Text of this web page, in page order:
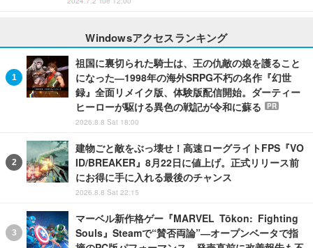
Windowsアクセスランキング
祖国に裏切られた騎士は、王の仇敵の娘を護ること
になった―1998年の海外SRPG不朽の名作『幻世
録』全面リメイク版、体験版配信開始。ダーティー
ヒーローが駆ける異色の戦記が令和に蘇る
PR
2026.8.8 Sat 18:00
建物ごと敵をぶっ壊せ！高速ローグライトFPS『VO
ID/BREAKER』8月22日に値上げ。正式リリース前
にお得に手に入れる最後のチャンス
2026.8.8 Sat 22:15
マーベル新作格ゲー『MARVEL Tōkon: Fighting
Souls』Steamで“賛否両論”―オープンベータで指